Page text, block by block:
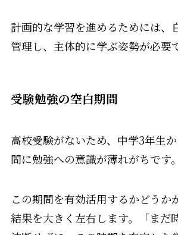
計画的な学習を進めるためには、
管理し、主体的に学ぶ姿勢が必要
受験勉強の空白期間
高校受験がないため、中学3年生
間に勉強への意識が薄れがちです。
この期間を有効活用するかどうか
結果を大きく左右します。「まだ